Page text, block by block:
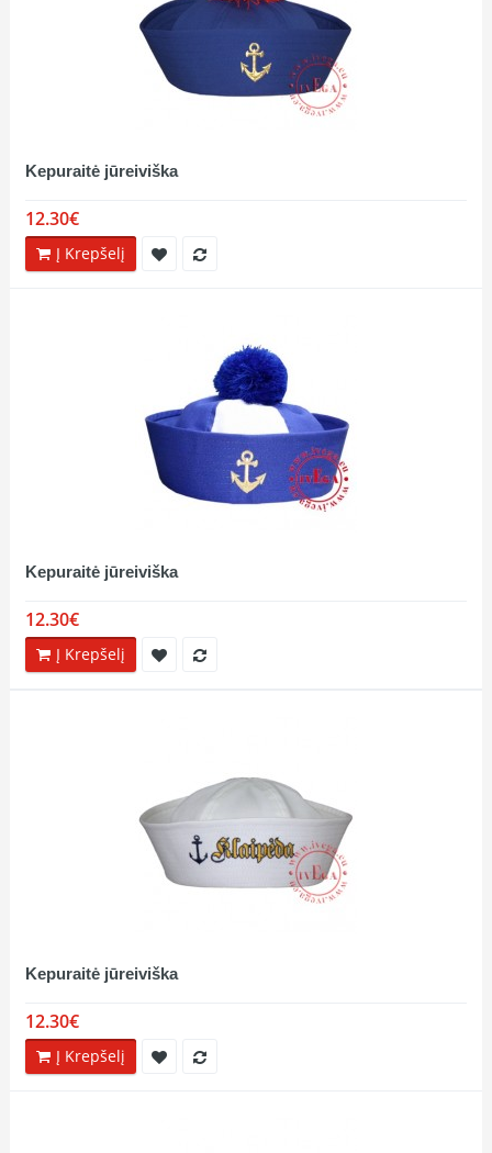
Kepuraitė jūreiviška
12.30€
Į Krepšelį
Kepuraitė jūreiviška
12.30€
Į Krepšelį
Kepuraitė jūreiviška
12.30€
Į Krepšelį